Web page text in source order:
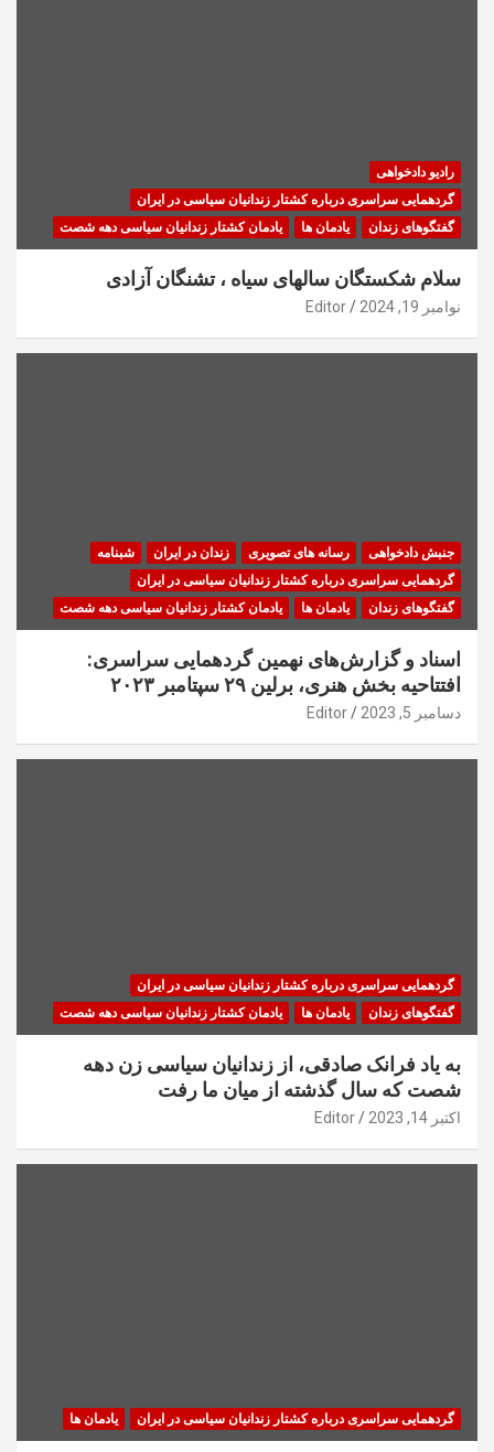
رادیو دادخواهی
گردهمایی سراسری درباره کشتار زندانیان سیاسی در ایران
گفتگوهای زندان
یادمان ها یادمان کشتار زندانیان سیاسی دهه شصت
سلام شکستگان سالهای سیاه ، تشنگان آزادی
نوامبر 19, 2024 Editor
جنبش دادخواهی رسانه های تصویری زندان در ایران
شبنامه
گردهمایی سراسری درباره کشتار زندانیان سیاسی در ایران
گفتگوهای زندان
یادمان ها یادمان کشتار زندانیان سیاسی دهه شصت
اسناد و گزارش‌های نهمین گردهمایی سراسری:
افتتاحیه بخش هنری، برلین ۲۹ سپتامبر ۲۰۲۳
دسامبر 5, 2023 Editor
گردهمایی سراسری درباره کشتار زندانیان سیاسی در ایران
گفتگوهای زندان
یادمان ها یادمان کشتار زندانیان سیاسی دهه شصت
به یاد فرانک صادقی، از زندانیان سیاسی زن دهه
شصت که سال گذشته از میان ما رفت
اکتبر 14, 2023 Editor
گردهمایی سراسری درباره کشتار زندانیان سیاسی در ایران یادمان ها